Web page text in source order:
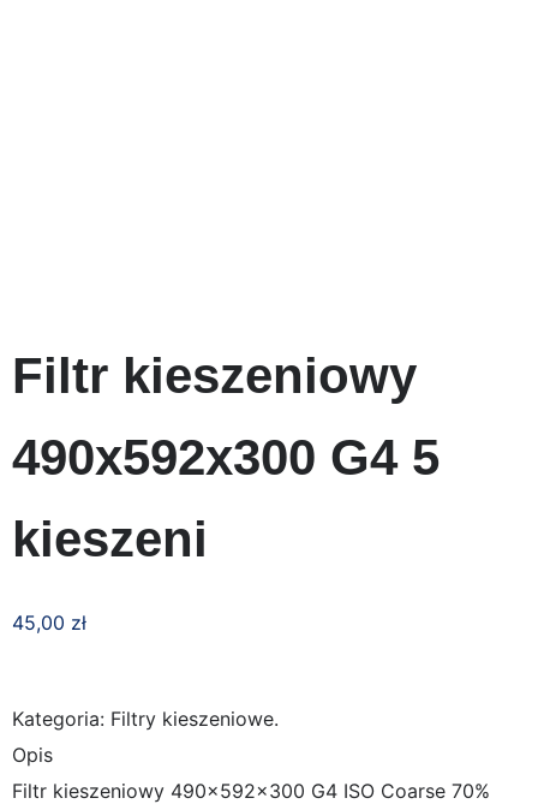
Filtr kieszeniowy
490x592x300 G4 5
kieszeni
45,00 zł
Kategoria: Filtry kieszeniowe.
Opis
Filtr kieszeniowy 490x592x300 G4 ISO Coarse 70%